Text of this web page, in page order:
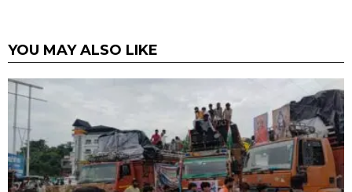
YOU MAY ALSO LIKE